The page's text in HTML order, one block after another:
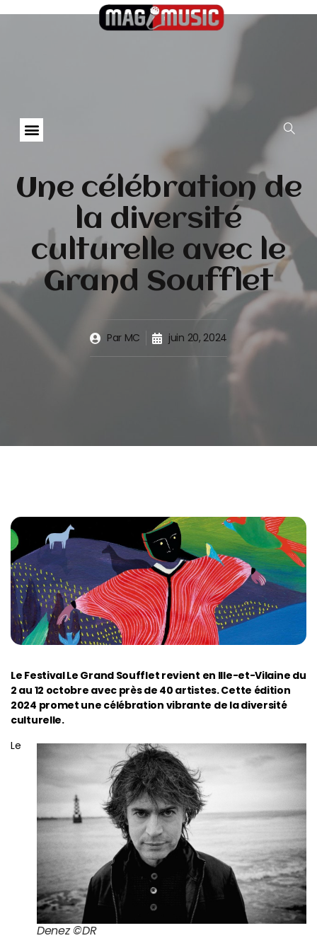
Une célébration de
la diversité
culturelle avec le
Grand Soufflet
ParMC juin 20, 2024
Le Festival Le Grand Soufflet revient en Ille-et-Vilaine du
2 au 12 octobre avec près de 40 artistes. Cette édition
2024 promet une célébration vibrante de la diversité
culturelle.
Denez ©DR
Le